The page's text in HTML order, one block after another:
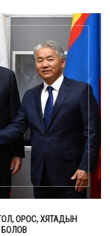
ОРОС, ХЯТАДЫН
БОЛОВ